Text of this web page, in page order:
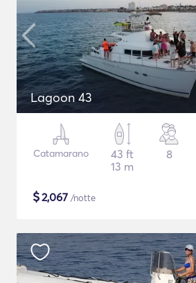
Lagoon 43
Catamarano
43 ft
13 m
8
$2,067 /notte